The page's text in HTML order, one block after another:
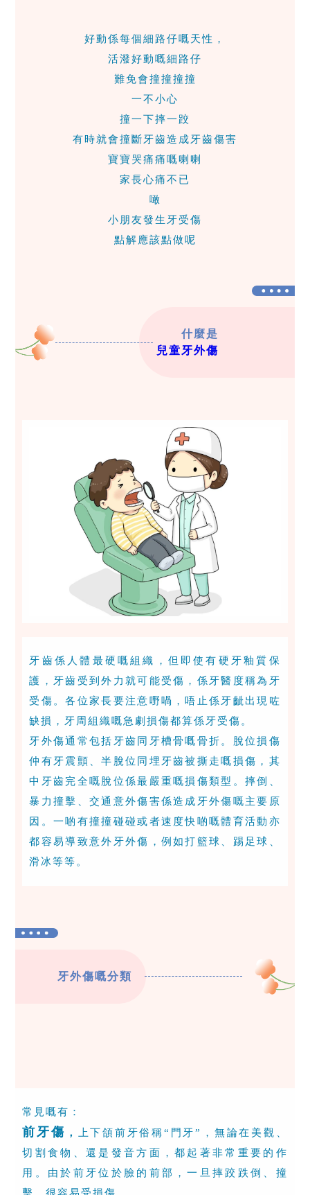
好動係每個細路仔嘅天性，
活潑好動嘅細路仔
難免會撞撞撞撞
一不小心
撞一下摔一跤
有時就會撞斷牙齒造成牙齒傷害
寶寶哭痛痛嘅喇喇
家長心痛不已
噉
小朋友發生牙受傷
點解應該點做呢
什麼是
兒童牙外傷
牙齒係人體最硬嘅組織，但即使有硬牙釉質保
護，牙齒受到外力就可能受傷，係牙醫度稱為牙
受傷。各位家長要注意嘢喎，唔止係牙齜出現咗
缺損，牙周組織嘅急劇損傷都算係牙受傷。
牙外傷通常包括牙齒同牙槽骨嘅骨折。脫位損傷
仲有牙震顫、半脫位同埋牙齒被撕走嘅損傷，其
中牙齒完全嘅脫位係最嚴重嘅損傷類型。摔倒、
暴力撞擊、交通意外傷害係造成牙外傷嘅主要原
因。一啲有撞撞碰碰或者速度快啲嘅體育活動亦
都容易導致意外牙外傷，例如打籃球、踢足球、
滑冰等等。
牙外傷嘅分類
常見嘅有：
前牙傷 ，
上下頜前牙俗稱“門牙”，無論在美觀、
切割食物、還是發音方面，都起著非常重要的作
用。由於前牙位於臉的前部，一旦摔跤跌倒、撞